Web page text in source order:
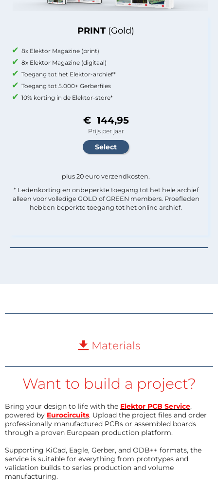
PRINT (Gold)
8x Elektor Magazine (print)
8x Elektor Magazine (digitaal)
Toegang tot het Elektor-archief*
Toegang tot 5.000+ Gerberfiles
10% korting in de Elektor-store*
€ 144,95
Prijs per jaar
plus 20 euro verzendkosten.
* Ledenkorting en onbeperkte toegang tot het hele archief
alleen voor volledige GOLD of GREEN members. Proefleden
hebben beperkte toegang tot het online archief.
Materials
Want to build a project?
Bring your design to life with the Elektor PCB Service,
powered by Eurocircuits. Upload the project files and order
professionally manufactured PCBs or assembled boards
through a proven European production platform.
Supporting KiCad, Eagle, Gerber, and ODB++ formats, the
service is suitable for everything from prototypes and
validation builds to series production and volume
manufacturing.